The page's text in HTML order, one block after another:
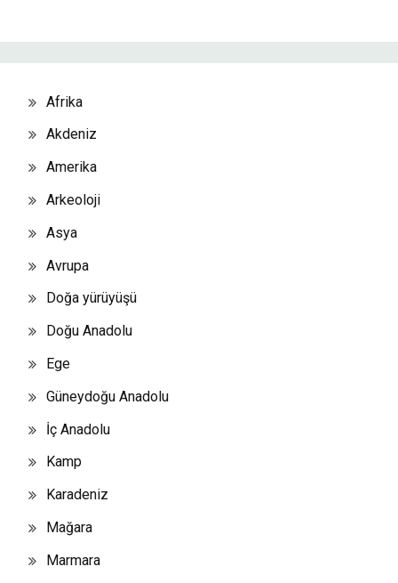
Afrika
Akdeniz
Amerika
Arkeoloji
Asya
Avrupa
Doğa yürüyüşü
Doğu Anadolu
Ege
Güneydoğu Anadolu
İç Anadolu
Kamp
Karadeniz
Mağara
Marmara